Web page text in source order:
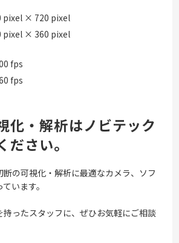
pixel × 720 pixel
pixel × 360 pixel
fps
fps
化・解析はノビテック
ださい。
断の可視化・解析に最適なカメラ、ソフ
います。
持ったスタッフに、ぜひお気軽にご相談